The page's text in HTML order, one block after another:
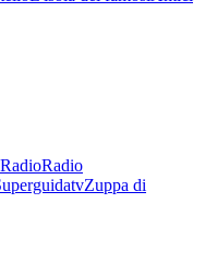
Radio
Zuppa di